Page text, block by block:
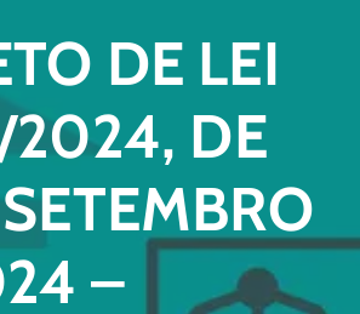
DE LEI
DE
–